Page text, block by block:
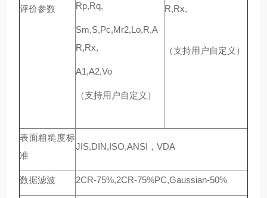
评价参数
Rp,Rq,
Sm,S,Pc,Mr2,Lo,R,A
R,Rx,
A1,A2,Vo
（支持用户自定义）
R,Rx,
（支持用户自定义）
表面粗糙度标
准
JIS,DIN,ISO,ANSI，VDA
数据滤波 2CR-75%,2CR-75%PC,Gaussian-50%